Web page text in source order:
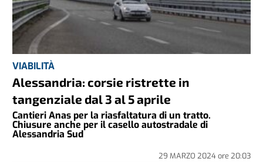
VIABILITÀ
Alessandria: corsie ristrette in
tangenziale dal 3 al 5 aprile
Cantieri Anas per la riasfaltatura di un tratto.
Chiusure anche per il casello autostradale di
Alessandria Sud
29 MARZO 2024ore 20:03